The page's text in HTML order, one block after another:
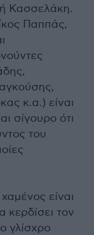
Κασσελάκη.
Παππάς,
κ.α.) είναι
σίγουρο ότι
του
είναι
τον
γλίσχρο